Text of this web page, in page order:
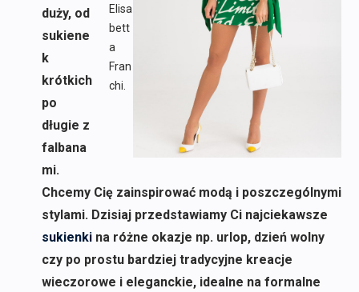
Elisa
bett
a
Fran
chi.
duży, od
sukiene
k
krótkich
po
długie z
falbana
mi.
Chcemy Cię zainspirować modą i poszczególnymi
stylami. Dzisiaj przedstawiamy Ci najciekawsze
sukienkina różne okazje np. urlop, dzień wolny
czy po prostu bardziej tradycyjne kreacje
wieczorowe i eleganckie, idealne na formalne